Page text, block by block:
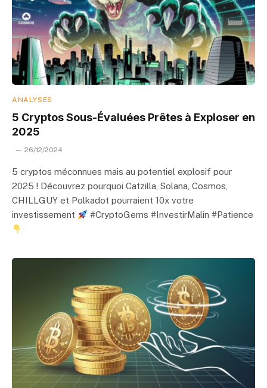
ANALYSES
5 Cryptos Sous-Évaluées Prêtes à Exploser en
2025
26/12/2024
5 cryptos méconnues mais au potentiel explosif pour
2025 ! Découvrez pourquoi Catzilla, Solana, Cosmos,
CHILLGUY et Polkadot pourraient 10x votre
investissement
#CryptoGems #InvestirMalin #Patience